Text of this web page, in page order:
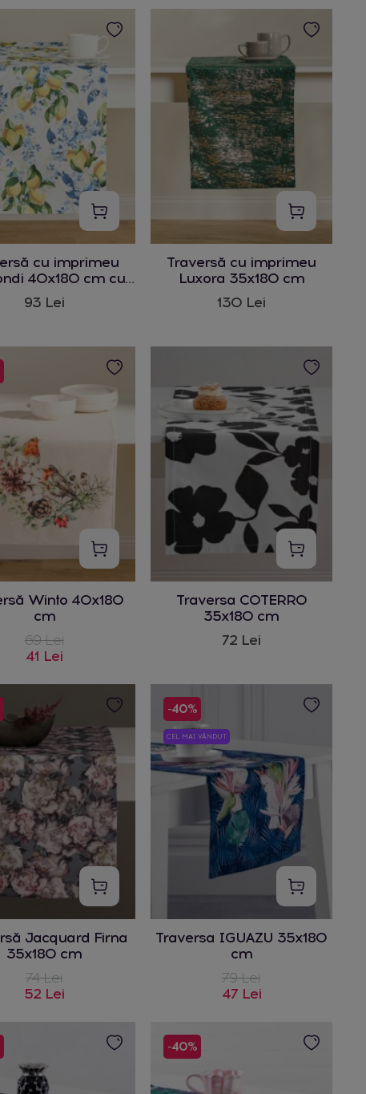
cu imprimeu
40x180 cm cu
motiv de fructe
93 Lei
Traversă cu imprimeu
Luxora 35x180 cm
130 Lei
Winto 40x180
cm
69 Lei
41 Lei
Traversa COTERRO
35x180 cm
72 Lei
Jacquard Firna
35x180 cm
74 Lei
52 Lei
-40%
CEL MAI VÂNDUT
Traversa IGUAZU 35x180
cm
79 Lei
47 Lei
-40%